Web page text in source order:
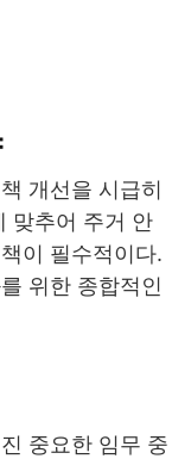
개선을 시급히
맞추어 주거 안
이 필수적이다.
위한 종합적인
중요한 임무 중